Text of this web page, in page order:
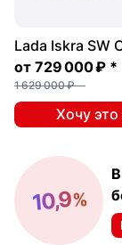
Lada Iskra SW
от 729 000 ₽ *
1 629 000 ₽
Хочу это
10,9%